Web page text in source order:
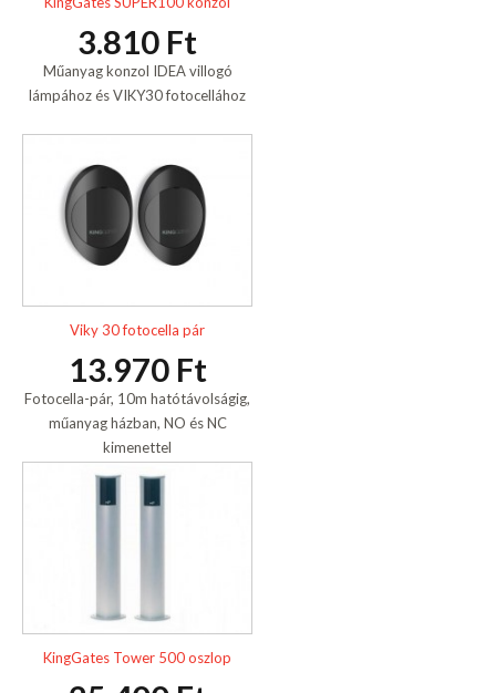
3.810 Ft
Műanyag konzol IDEA villogó
lámpához és VIKY30 fotocellához
Viky 30 fotocella pár
13.970 Ft
Fotocella-pár, 10m hatótávolságig,
műanyag házban, NO és NC
kimenettel
KingGates Tower 500 oszlop